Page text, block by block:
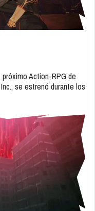
Action-RPG de
se estrenó durante los